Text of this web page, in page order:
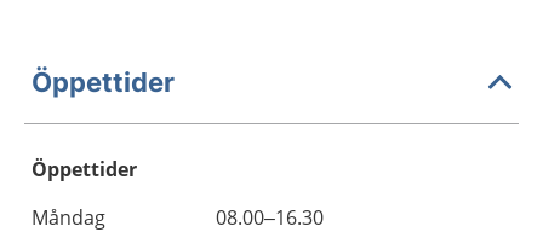
Öppettider
Öppettider
Dag
Öppettider
Kommentarer
Måndag
08.00–16.30